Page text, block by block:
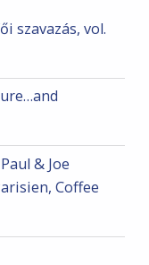
szavazás, vol.
& Joe
Coffee